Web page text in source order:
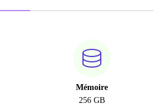
Mémoire
256 GB